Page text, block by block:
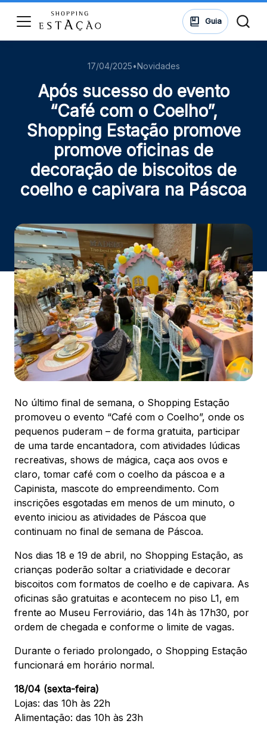
Guia
Seg - Sáb 10h às 22h
Dom e feriados 14h às 20h
Alimentação
Seg - Qui 10h às 22h
Sex - Sáb 10h às 23h
Dom e feriados 11h às 22h
Administração
Almoço 12h às 13h
ENDEREÇO
Av. Sete de Setembro, 2775 - Rebouças -
Curitiba, PR - CEP: 80230010
Ver local
Chamar Uber
CONTATO
4130945300
WhatsApp
Comodidades Cinema Vitrine Virtual
Mapa Virtual
17/04/2025•Novidades
Após sucesso do evento
“Café com o Coelho”,
Shopping Estação promove
promove oficinas de
decoração de biscoitos de
coelho e capivara na Páscoa
No último final de semana, o Shopping Estação
promoveu o evento “Café com o Coelho”, onde os
pequenos puderam – de forma gratuita, participar
de uma tarde encantadora, com atividades lúdicas
recreativas, shows de mágica, caça aos ovos e
claro, tomar café com o coelho da páscoa e a
Capinista, mascote do empreendimento. Com
inscrições esgotadas em menos de um minuto, o
evento iniciou as atividades de Páscoa que
continuam no final de semana de Páscoa.
Nos dias 18 e 19 de abril, no Shopping Estação, as
crianças poderão soltar a criatividade e decorar
biscoitos com formatos de coelho e de capivara. As
oficinas são gratuitas e acontecem no piso L1, em
frente ao Museu Ferroviário, das 14h às 17h30, por
ordem de chegada e conforme o limite de vagas.
Durante o feriado prolongado, o Shopping Estação
funcionará em horário normal.
18/04 (sexta-feira)
Lojas: das 10h às 22h
Alimentação: das 10h às 23h
no